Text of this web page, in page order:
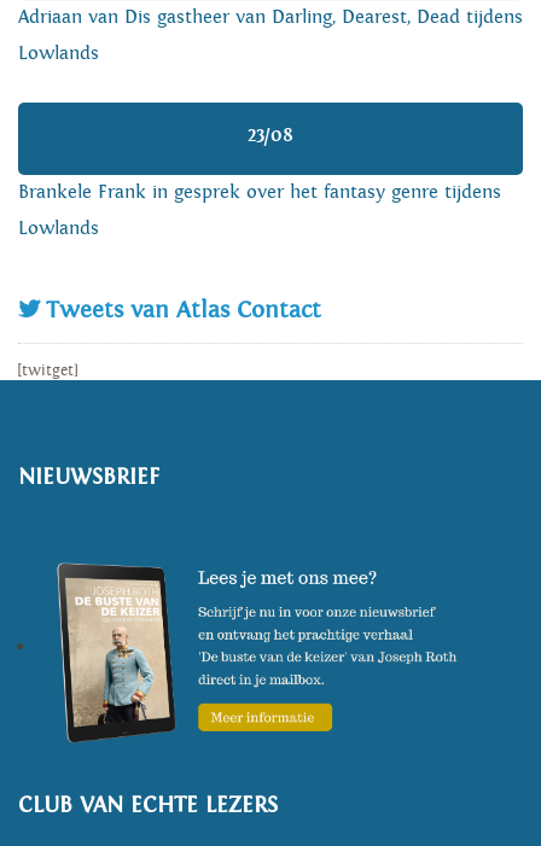
Adriaan van Dis gastheer van Darling, Dearest, Dead tijdens
Lowlands
23/08
Brankele Frank in gesprek over het fantasy genre tijdens
Lowlands
Tweets van Atlas Contact
[twitget]
NIEUWSBRIEF
CLUB VAN ECHTE LEZERS